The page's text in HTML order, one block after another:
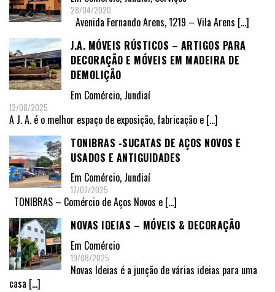
28/04/2020
Avenida Fernando Arens, 1219 – Vila Arens […]
J.A. MÓVEIS RÚSTICOS – ARTIGOS PARA
DECORAÇÃO E MÓVEIS EM MADEIRA DE
DEMOLIÇÃO
Em Comércio, Jundiaí
12/08/2025
A J. A. é o melhor espaço de exposição, fabricação e […]
TONIBRAS -SUCATAS DE AÇOS NOVOS E
USADOS E ANTIGUIDADES
Em Comércio, Jundiaí
17/07/2025
TONIBRAS – Comércio de Aços Novos e […]
NOVAS IDEIAS – MÓVEIS & DECORAÇÃO
Em Comércio
19/08/2025
Novas Ideias é a junção de várias ideias para uma
casa […]